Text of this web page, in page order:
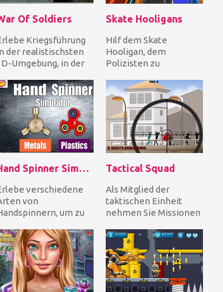
Of Soldiers
Kriegsführung
der realistischsten
Umgebung, in der
ganzen Wel...
Skate Hooligans
Hilf dem Skate
Hooligan, dem
Polizisten zu
verfolgt. Renne und
springe über Hinde...
Hand Spinner Simulator
verschiedene
von
um zu
du im wirklichen
kau...
Tactical Squad
Als Mitglied der
taktischen Einheit
nehmen Sie Missionen
Scharfschützenwaffe,
begr...